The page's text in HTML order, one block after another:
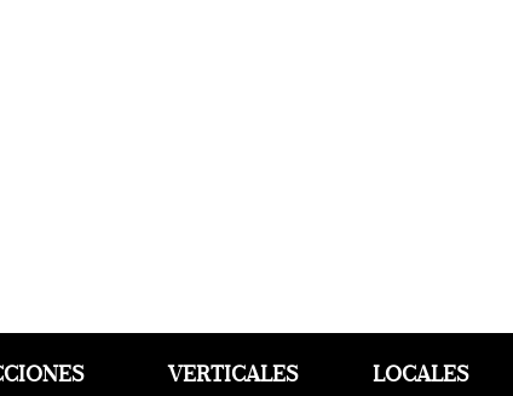
VERTICALES LOCALES